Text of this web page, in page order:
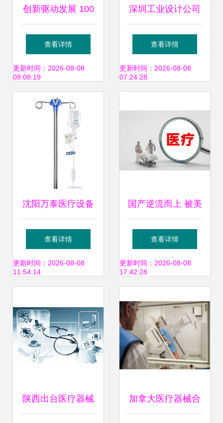
创新驱动发展 100
个创新医疗器械获
批，我国医疗器械
强国建设再提速
查看详情
更新时间：2026-08-08
08:08:19
深圳工业设计公司
高水准医疗与通信
设备案例一览表
查看详情
更新时间：2026-08-08
07:24:28
沈阳万泰医疗设备
有限责任公司招商
产品、电话、地址
查看详情
更新时间：2026-08-08
11:54:14
国产逆流而上 被美
国垄断30年，今
100元器件国产后
查看详情
更新时间：2026-08-08
17:42:28
陕西出台医疗器械 加拿大医疗器械合